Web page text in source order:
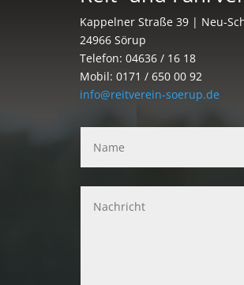
Kappelner Straße 39 | Neu-
24966 Sörup
Telefon: 04636 / 16 18
Mobil: 0171 / 650 00 92
info@reitverein-soerup.de